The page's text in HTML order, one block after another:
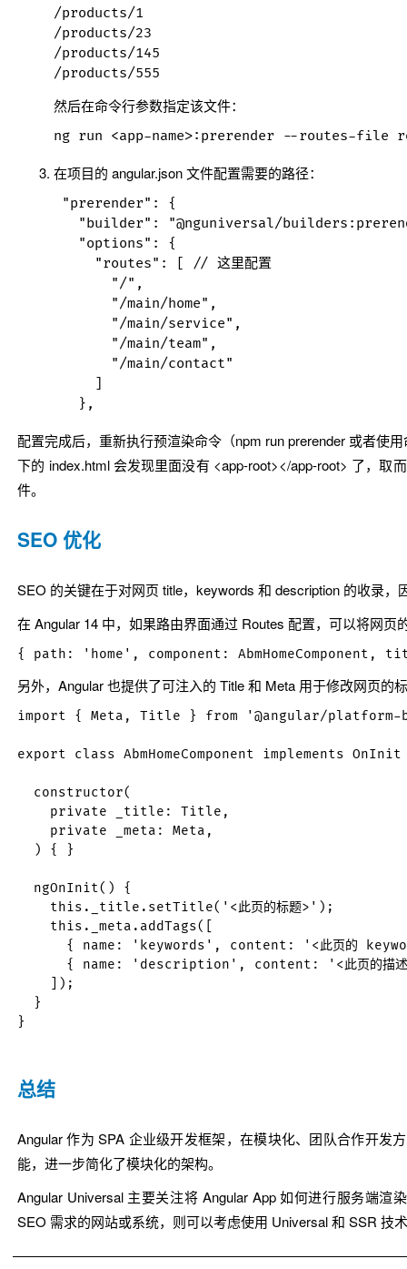
/products/1
/products/23
/products/145
然后在命令行参数指定该文件：
在项目的 angular.json文件配置需要的路径：
"prerender": {
"builder": "@nguniversal/
   "options": {
     "routes": [ // 这里配置
       "/",
       "/main/home",
       "/main/service",
       "/main/team",
       "/main/contact"
     ]
配置完成后，重新执行预渲染命令（npm run prerender 或者使
下的 index.html会发现里面没有 <app-root></app-root> 了，取
件。
SEO 优化
SEO 的关键在于对网页 title， keywords 和 description 的收录，
在 Angular 14 中，如果路由界面通过 Routes 配置，可以将网页
另外，Angular 也提供了可注入的 Title和 Meta 用于修改网页的
import { Meta, Title } from '@angular/platform-
export class AbmHomeComponent implements
  constructor(
    private _title: Title,
    private _meta: Meta,
  ) { }
  ngOnInit() {
    this._title.setTitle('<此页的标题>');
    this._meta.addTags([
{ name: 'keywords', content: '<此页的
{ name: 'description', content: '<此页的描
    ]);
  }
}
总结
Angular 作为 SPA 企业级开发框架，在模块化、团队合作开
能，进一步简化了模块化的架构。
Angular Universal 主要关注将 Angular App 如何进行服务端
SEO 需求的网站或系统，则可以考虑使用 Universal 和 SSR 技